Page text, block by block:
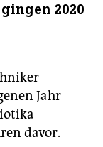
2020
Jahr
davor.